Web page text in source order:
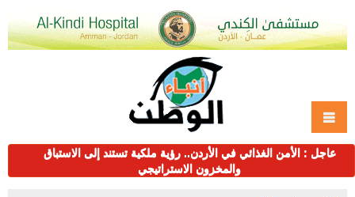
عاجل : الأمن الغذائي في الأردن.. رؤية ملكية تستند إلى الاستباق
والمخزون الاستراتيجي